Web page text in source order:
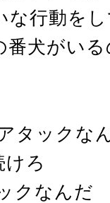
な行動を
番犬がい
タックな
ろ
クなんだ